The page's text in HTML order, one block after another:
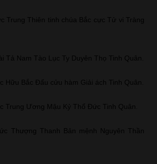
Trung Thiên tinh chúa Bắc cực Tử vi Tràng
Tả Nam Tào Lục Ty Duyên Thọ Tinh Quân.
Hữu Bắc Đẩu cửu hàm Giải ách Tinh Quân.
Trung Ương Mậu Kỷ Thổ Đức Tinh Quân.
Thượng Thanh Bản mệnh Nguyên Thần